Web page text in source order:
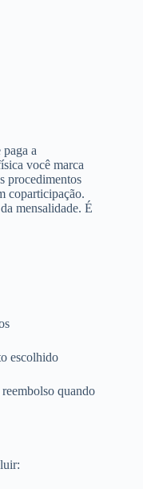
a
você marca
procedimentos
coparticipação.
mensalidade. É
escolhido
quando